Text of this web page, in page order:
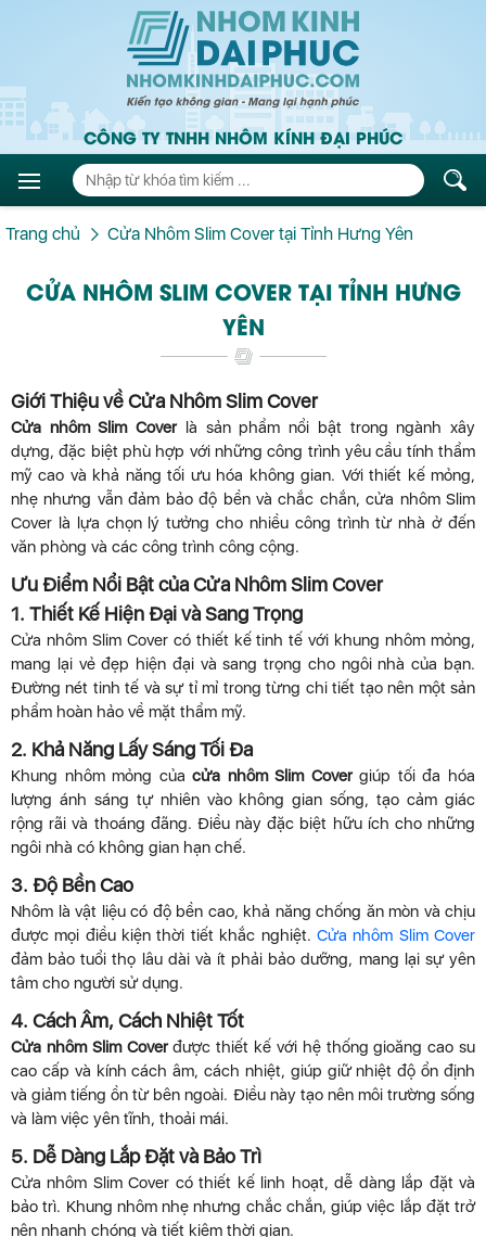
CÔNG TY TNHH NHÔM KÍNH ĐẠI PHÚC
Trang chủ Cửa Nhôm Slim Cover tại Tỉnh Hưng Yên
CỬA NHÔM SLIM COVER TẠI TỈNH HƯNG
YÊN
Giới Thiệu về Cửa Nhôm Slim Cover
Cửa nhôm Slim Coverlà sản phẩm nổi bật trong ngành xây
dựng, đặc biệt phù hợp với những công trình yêu cầu tính thẩm
mỹ cao và khả năng tối ưu hóa không gian. Với thiết kế mỏng,
nhẹ nhưng vẫn đảm bảo độ bền và chắc chắn, cửa nhôm Slim
Cover là lựa chọn lý tưởng cho nhiều công trình từ nhà ở đến
văn phòng và các công trình công cộng.
Ưu Điểm Nổi Bật của Cửa Nhôm Slim Cover
1. Thiết Kế Hiện Đại và Sang Trọng
Cửa nhôm Slim Cover có thiết kế tinh tế với khung nhôm mỏng,
mang lại vẻ đẹp hiện đại và sang trọng cho ngôi nhà của bạn.
Đường nét tinh tế và sự tỉ mỉ trong từng chi tiết tạo nên một sản
phẩm hoàn hảo về mặt thẩm mỹ.
2. Khả Năng Lấy Sáng Tối Đa
Khung nhôm mỏng củacửa nhôm Slim Covergiúp tối đa hóa
lượng ánh sáng tự nhiên vào không gian sống, tạo cảm giác
rộng rãi và thoáng đãng. Điều này đặc biệt hữu ích cho những
ngôi nhà có không gian hạn chế.
3. Độ Bền Cao
Nhôm là vật liệu có độ bền cao, khả năng chống ăn mòn và chịu
được mọi điều kiện thời tiết khắc nghiệt. Cửa nhôm Slim Cover
đảm bảo tuổi thọ lâu dài và ít phải bảo dưỡng, mang lại sự yên
tâm cho người sử dụng.
4. Cách Âm, Cách Nhiệt Tốt
Cửa nhôm Slim Coverđược thiết kế với hệ thống gioăng cao su
cao cấp và kính cách âm, cách nhiệt, giúp giữ nhiệt độ ổn định
và giảm tiếng ồn từ bên ngoài. Điều này tạo nên môi trường sống
và làm việc yên tĩnh, thoải mái.
5. Dễ Dàng Lắp Đặt và Bảo Trì
Cửa nhôm Slim Cover có thiết kế linh hoạt, dễ dàng lắp đặt và
bảo trì. Khung nhôm nhẹ nhưng chắc chắn, giúp việc lắp đặt trở
nên nhanh chóng và tiết kiệm thời gian.